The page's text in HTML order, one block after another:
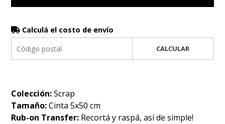
Calculá el costo de envío
CALCULAR
Colección:Scrap
Tamaño:Cinta 5x50 cm
Rub-on Transfer: Recortá y raspá, así de simple!